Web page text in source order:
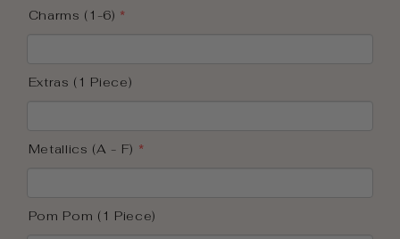
Charms (1-6)
Extras (1 Piece)
Metallics (A - F)
Pom Pom (1 Piece)